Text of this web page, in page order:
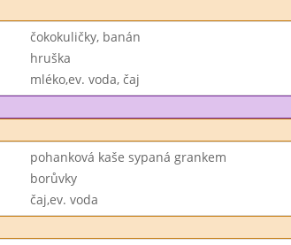
čokokuličky, banán
hruška
mléko,ev. voda, čaj
pohanková kaše sypaná grankem
borůvky
čaj,ev. voda